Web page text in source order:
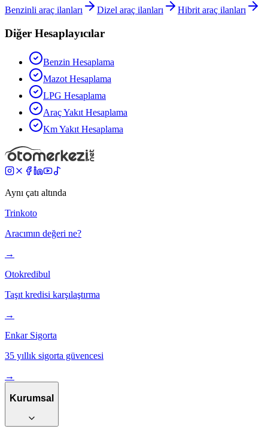
Benzinli araç ilanları Dizel araç ilanları Hibrit araç ilanları
Diğer Hesaplayıcılar
Benzin Hesaplama
Mazot Hesaplama
LPG Hesaplama
Araç Yakıt Hesaplama
Km Yakıt Hesaplama
Aynı çatı altında
Trinkoto
Aracımın değeri ne?
→
Otokredibul
Taşıt kredisi karşılaştırma
→
Enkar Sigorta
35 yıllık sigorta güvencesi
→
Kurumsal